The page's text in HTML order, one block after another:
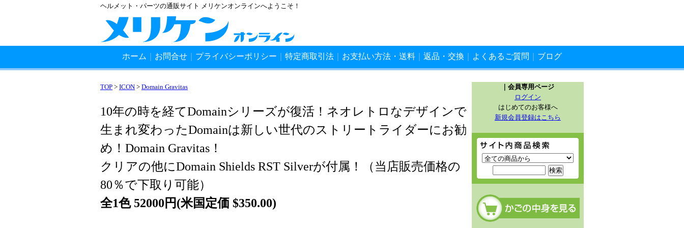
ヘルメット・パーツの通販サイト メリケンオンラインへようこそ！
ホーム お問合せ プライバシーポリシー 特定商取引法 お支払い方法・送料 返品・交換 よくあるご質問 ブログ
TOP > ICON > Domain Gravitas
10年の時を経てDomainシリーズが復活！ネオレトロなデザインで
生まれ変わったDomainは新しい世代のストリートライダーにお勧
め！Domain Gravitas！
クリアの他にDomain Shields RST Silverが付属！（当店販売価格の
80％で下取り可能）
全1色 52000円(米国定価 $350.00)
｜会員専用ページ
ログイン
はじめてのお客様へ
新規会員登録はこちら
サイト内商品検索
カートの中を見る